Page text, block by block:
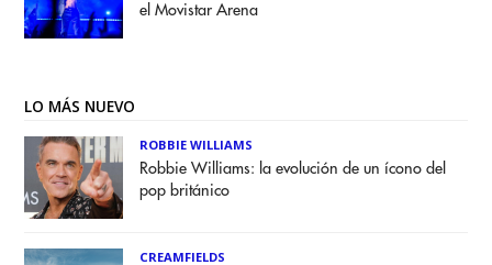
el Movistar Arena
LO MÁS NUEVO
ROBBIE WILLIAMS
Robbie Williams: la evolución de un ícono del
pop británico
CREAMFIELDS